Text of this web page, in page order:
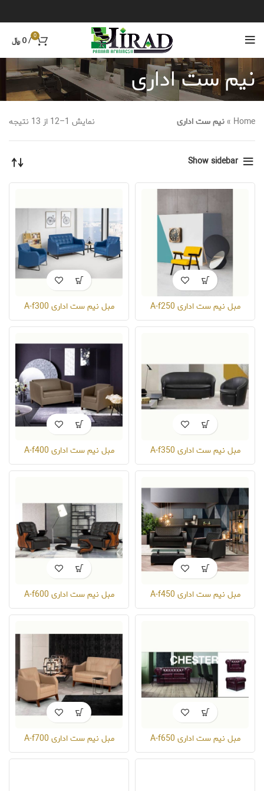
0
/
0 ﷼
نیم ست اداری
Home
» نیم ست اداری نمایش 1–12 از 13 نتیجه
Show sidebar
مبل نیم ست اداری A-f250 مبل نیم ست اداری A-f300
مبل نیم ست اداری A-f350 مبل نیم ست اداری A-f400
مبل نیم ست اداری A-f450 مبل نیم ست اداری A-f600
مبل نیم ست اداری A-f650 مبل نیم ست اداری A-f700